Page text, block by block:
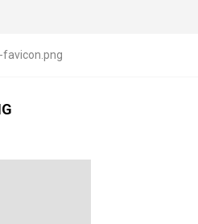
favicon.png